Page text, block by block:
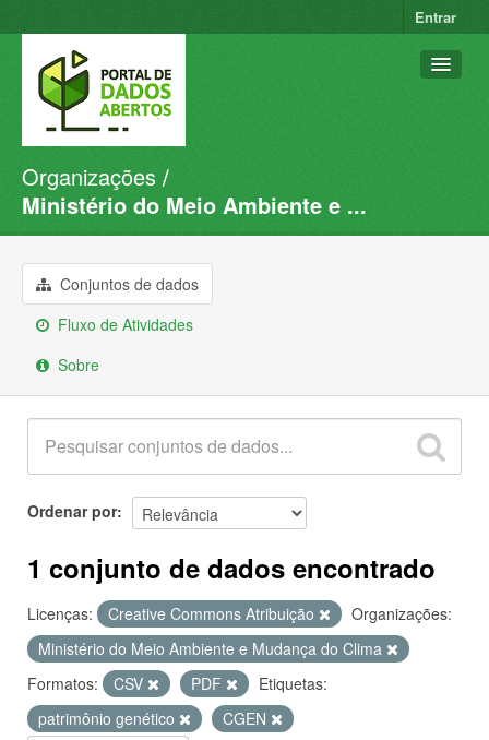
Entrar
Conjuntos de dados
Organizações
Sobre
Organizações
Ministério do Meio Ambiente e ...
Conjuntos de dados
Fluxo de Atividades
Sobre
Ordenar por
1 conjunto de dados encontrado
Licenças: Creative Commons Atribuição
Organizações:
Ministério do Meio Ambiente e Mudança do Clima
Formatos:
CSV PDF
Etiquetas:
patrimônio genético
CGEN